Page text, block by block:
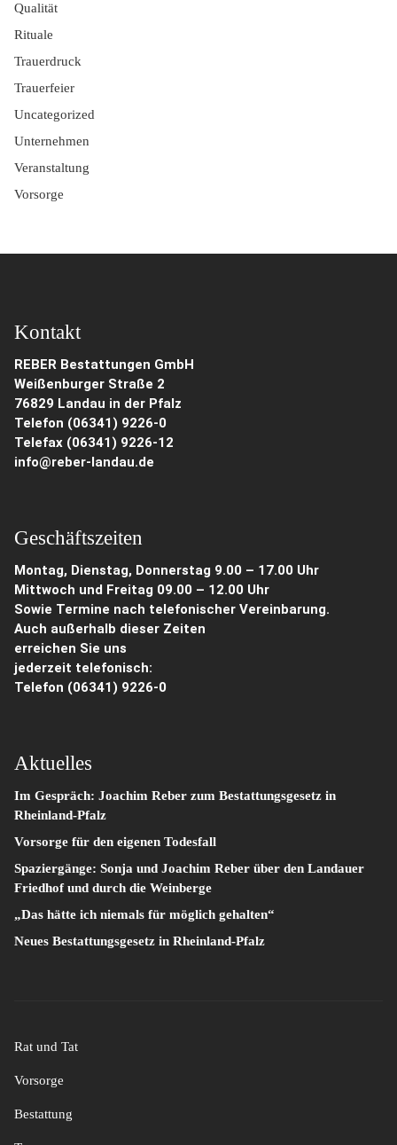
Qualität
Rituale
Trauerdruck
Trauerfeier
Uncategorized
Unternehmen
Veranstaltung
Vorsorge
Kontakt
REBER Bestattungen GmbH
Weißenburger Straße 2
76829 Landau in der Pfalz
Telefon (06341) 9226-0
Telefax (06341) 9226-12
info@reber-landau.de
Geschäftszeiten
Montag, Dienstag, Donnerstag 9.00 – 17.00 Uhr
Mittwoch und Freitag 09.00 – 12.00 Uhr
Sowie Termine nach telefonischer Vereinbarung.
Auch außerhalb dieser Zeiten
erreichen Sie uns
jederzeit telefonisch:
Telefon (06341) 9226-0
Aktuelles
Im Gespräch: Joachim Reber zum Bestattungsgesetz in
Rheinland-Pfalz
Vorsorge für den eigenen Todesfall
Spaziergänge: Sonja und Joachim Reber über den Landauer
Friedhof und durch die Weinberge
„Das hätte ich niemals für möglich gehalten“
Neues Bestattungsgesetz in Rheinland-Pfalz
Rat und Tat
Vorsorge
Bestattung